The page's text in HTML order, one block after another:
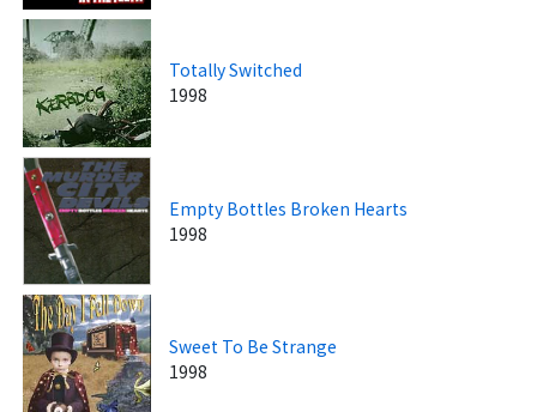
Totally Switched
1998
Empty Bottles Broken Hearts
1998
Sweet To Be Strange
1998